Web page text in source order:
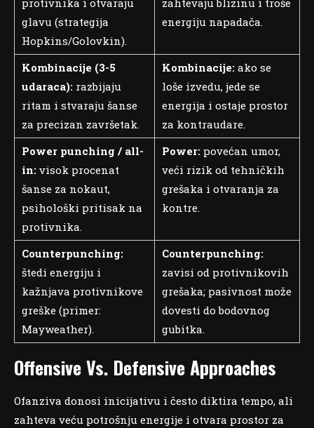
glavu (strategija
Hopkins/Golovkin).
energiju napadača.
Kombinacije (3-5
udaraca): razbijaju
ritam i stvaraju šanse
za precizan završetak.
Kombinacije: ako se
loše izvedu, jede se
energija i ostaje prostor
za kontraudare.
Power punching / all-
in: visok procenat
šanse za nokaut,
psihološki pritisak na
protivnika.
Power: povećan umor,
veći rizik od tehničkih
grešaka i otvaranja za
kontre.
Counterpunching:
štedi energiju i
kažnjava protivnikove
greške (primer:
Mayweather).
Counterpunching:
zavisi od protivnikovih
grešaka; pasivnost može
dovesti do bodovnog
gubitka.
Offensive Vs. Defensive Approaches
Ofanziva donosi inicijativu i često diktira tempo, ali
zahteva veću potrošnju energije i otvara prostor za